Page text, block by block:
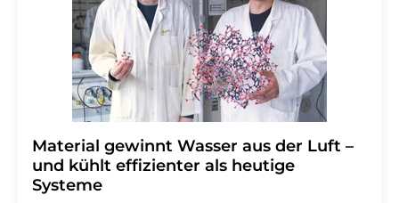
Material gewinnt Wasser aus der Luft –
und kühlt effizienter als heutige
Systeme